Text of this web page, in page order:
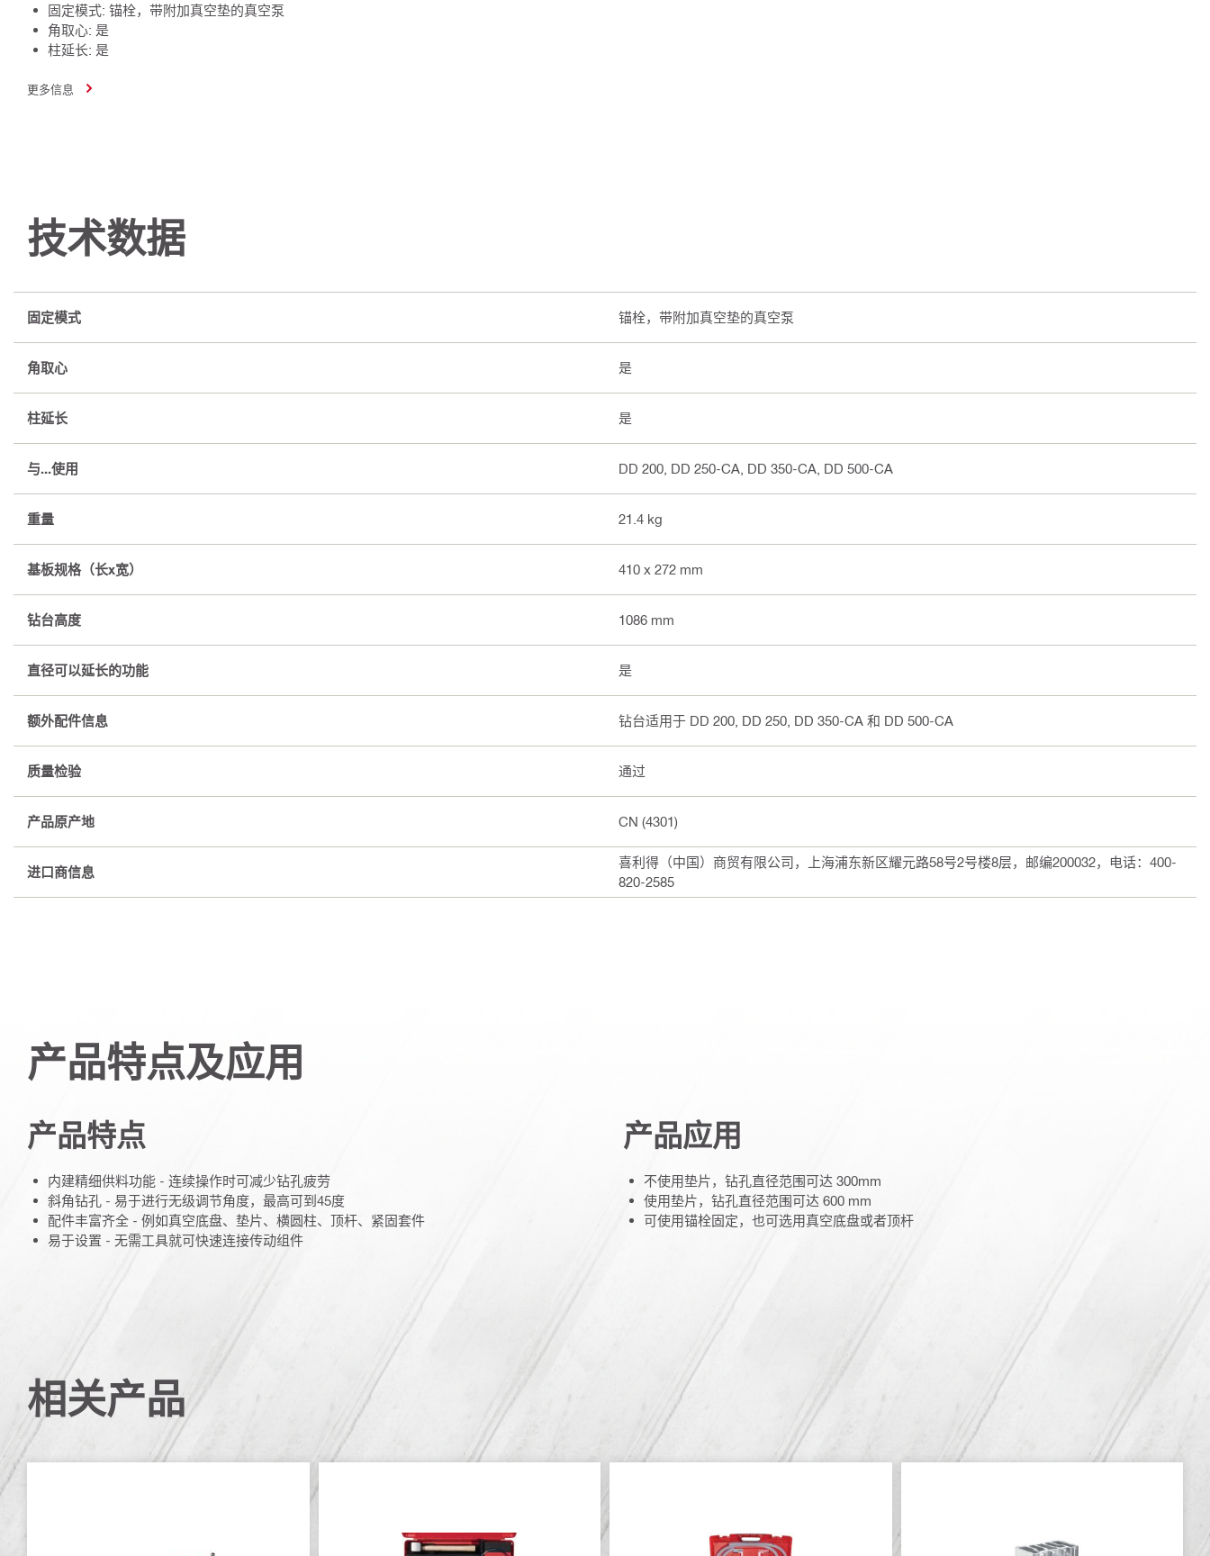
固定模式: 锚栓，带附加真空垫的真空泵
角取心: 是
柱延长: 是
更多信息
技术数据
固定模式 锚栓，带附加真空垫的真空泵
角取心 是
柱延长 是
与...使用 DD 200, DD 250-CA, DD 350-CA, DD 500-CA
重量 21.4 kg
基板规格（长x宽） 410 x 272 mm
钻台高度 1086 mm
直径可以延长的功能 是
额外配件信息 钻台适用于 DD 200, DD 250, DD 350-CA 和 DD 500-CA
质量检验 通过
产品原产地 CN (4301)
进口商信息
喜利得（中国）商贸有限公司，上海浦东新区耀元路58号2号楼8层，邮编200032，电话：400-
820-2585
产品特点及应用
产品特点
内建精细供料功能 - 连续操作时可减少钻孔疲劳
斜角钻孔 - 易于进行无级调节角度，最高可到45度
配件丰富齐全 - 例如真空底盘、垫片、横圆柱、顶杆、紧固套件
易于设置 - 无需工具就可快速连接传动组件
产品应用
不使用垫片，钻孔直径范围可达 300mm
使用垫片，钻孔直径范围可达 600 mm
可使用锚栓固定，也可选用真空底盘或者顶杆
相关产品